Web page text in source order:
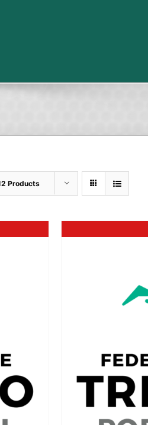
Products